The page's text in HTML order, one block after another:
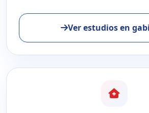
Ver estudios en